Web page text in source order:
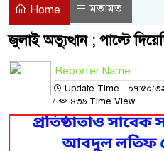
Home মতামত
জুলাই অভ্যুত্থান ; পাল্টে
Reporter Name
Update Time : ০৭:৫০:৩২
/
৪৩৬ Time View